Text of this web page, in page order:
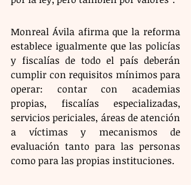
Monreal Ávila afirma que la reforma
establece igualmente que las policías
y fiscalías de todo el país deberán
cumplir con requisitos mínimos para
operar: contar con academias
propias, fiscalías especializadas,
servicios periciales, áreas de atención
a víctimas y mecanismos de
evaluación tanto para las personas
como para las propias instituciones.